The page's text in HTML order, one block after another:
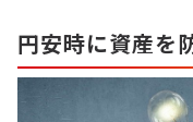
円安時に資産を